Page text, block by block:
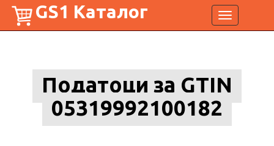
Toggle
navigation
GS1 Каталог
Податоци за GTIN
05319992100182